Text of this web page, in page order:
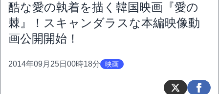
酷な愛の執着を描く韓国映画『愛の
棘』！スキャンダラスな本編映像動
画公開開始！
2014年09月25日00時18分 映画